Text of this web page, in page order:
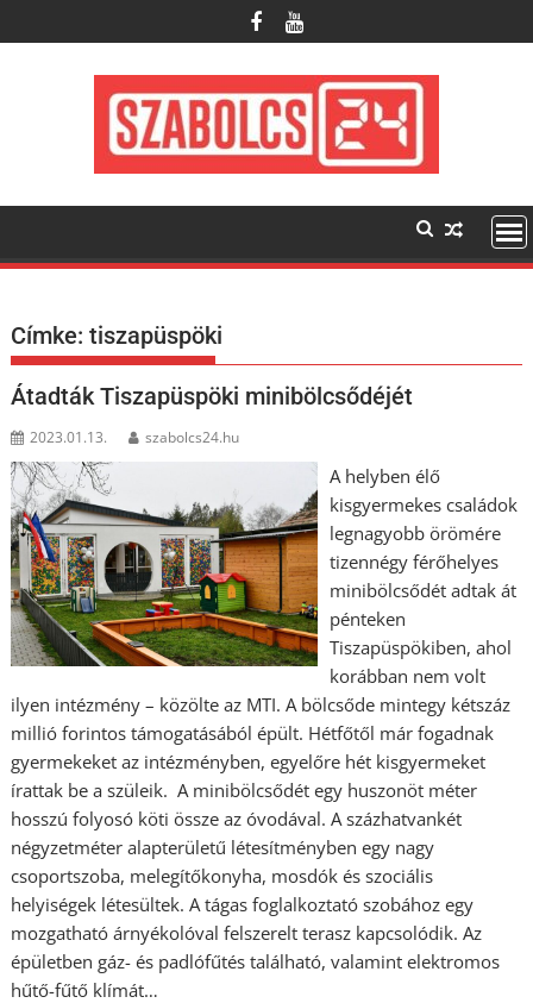
to
Címke:tiszapüspöki
Átadták Tiszapüspöki minibölcsődéjét
2023.01.13. szabolcs24.hu
A helyben élő
kisgyermekes családok
legnagyobb örömére
tizennégy férőhelyes
minibölcsődét adtak át
pénteken
Tiszapüspökiben, ahol
korábban nem volt
ilyen intézmény – közölte az MTI. A bölcsőde mintegy kétszáz
millió forintos támogatásából épült. Hétfőtől már fogadnak
gyermekeket az intézményben, egyelőre hét kisgyermeket
írattak be a szüleik. A minibölcsődét egy huszonöt méter
hosszú folyosó köti össze az óvodával. A százhatvankét
négyzetméter alapterületű létesítményben egy nagy
csoportszoba, melegítőkonyha, mosdók és szociális
helyiségek létesültek. A tágas foglalkoztató szobához egy
mozgatható árnyékolóval felszerelt terasz kapcsolódik. Az
épületben gáz- és padlófűtés található, valamint elektromos
hűtő-fűtő klímát…